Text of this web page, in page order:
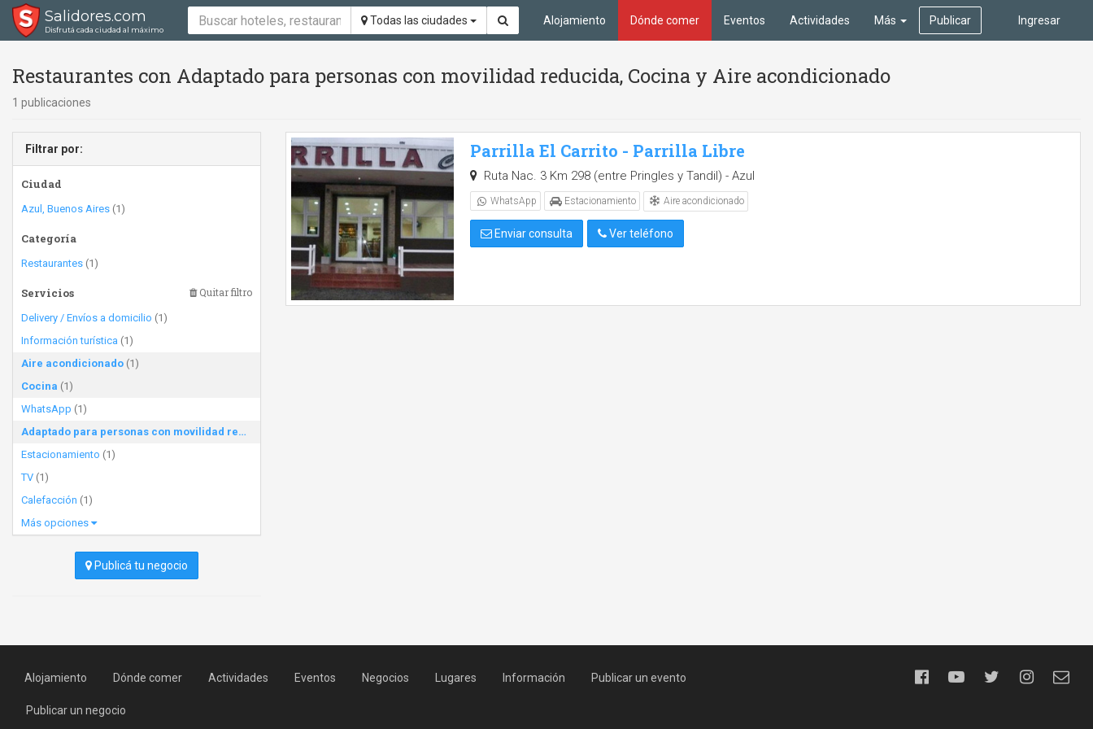
Salidores.com
Disfrutá cada ciudad al máximo
Todas las ciudades Ingresar
Alojamiento Dónde comer Eventos Actividades Más Publicar
Restaurantes con Adaptado para personas con movilidad reducida, Cocina y Aire acondicionado
1 publicaciones
Filtrar por:
Ciudad
Azul, Buenos Aires (1)
Categoría
Restaurantes (1)
Servicios Quitar filtro
Delivery / Envíos a domicilio (1)
Información turística (1)
Aire acondicionado (1)
Cocina (1)
WhatsApp (1)
Adaptado para personas con movilidad reducida
Estacionamiento (1)
TV (1)
Calefacción (1)
Más opciones
Publicá tu negocio
Parrilla El Carrito - Parrilla Libre
Ruta Nac. 3 Km 298 (entre Pringles y Tandil) - Azul
WhatsApp Estacionamiento Aire acondicionado
Enviar consulta Ver teléfono
Alojamiento Dónde comer Actividades Eventos Negocios Lugares Información Publicar un evento
Publicar un negocio